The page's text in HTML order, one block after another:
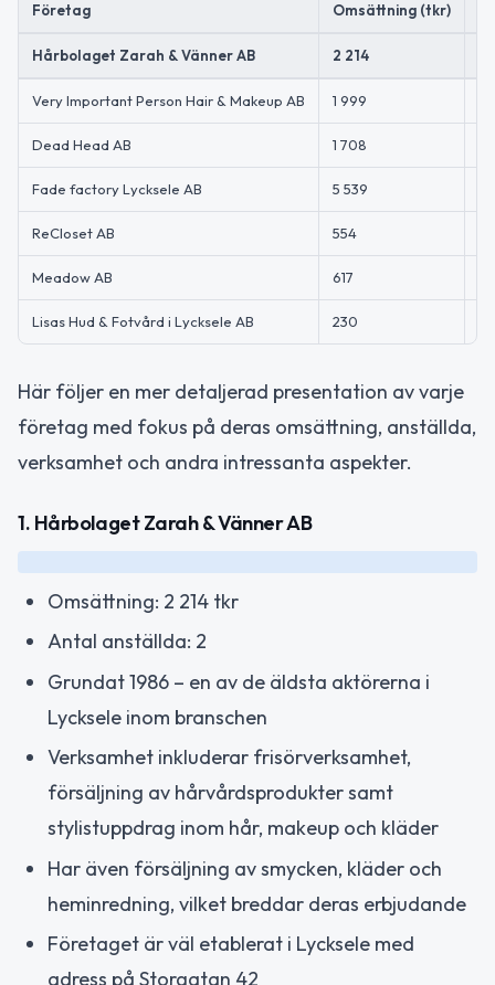
Företag Omsättning (tkr)
Hårbolaget Zarah & Vänner AB 2 214
Very Important Person Hair & Makeup AB 1 999
Dead Head AB 1 708
Fade factory Lycksele AB 5 539
ReCloset AB 554
Meadow AB 617
Lisas Hud & Fotvård i Lycksele AB 230
Här följer en mer detaljerad presentation av varje
företag med fokus på deras omsättning, anställda,
verksamhet och andra intressanta aspekter.
1. Hårbolaget Zarah & Vänner AB
Omsättning: 2 214 tkr
Antal anställda: 2
Grundat 1986 – en av de äldsta aktörerna i
Lycksele inom branschen
Verksamhet inkluderar frisörverksamhet,
försäljning av hårvårdsprodukter samt
stylistuppdrag inom hår, makeup och kläder
Har även försäljning av smycken, kläder och
heminredning, vilket breddar deras erbjudande
Företaget är väl etablerat i Lycksele med
adress på Storgatan 42